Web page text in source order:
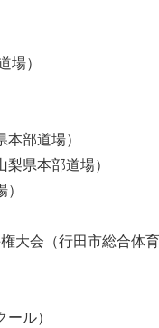
）
部道場）
県本部道場）
大会（行田市総合体
ル）